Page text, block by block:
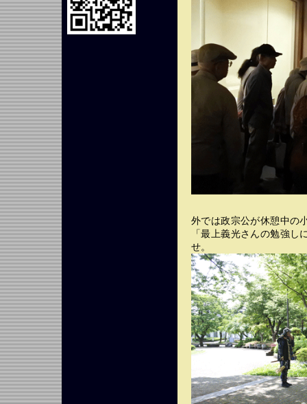
外では政宗公が休憩中の
「最上義光さんの勉強
せ。